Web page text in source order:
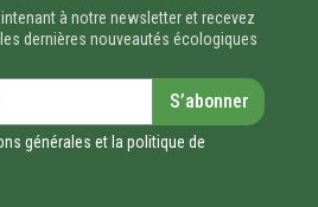
à notre newsletter et recevez
dernières nouveautés écologiques
S’abonner
générales et la politique de